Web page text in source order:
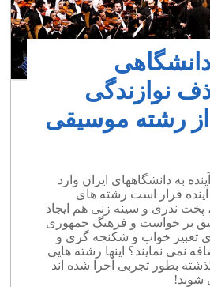
دانشگاهی
نوازندگی
رشته موسیقی
به دانشگاههای ایران وارد
قرار است رشته های
پخت نذری و سینه زنی هم ایجاد
بر خواست و فرهنگ جمهوری
تعبیر خواب و شکنجه گری و
نمی نمایند؟ اینها رشته هایی
37 سال گذشته بطور تجربی اجرا شده اند
شوند!